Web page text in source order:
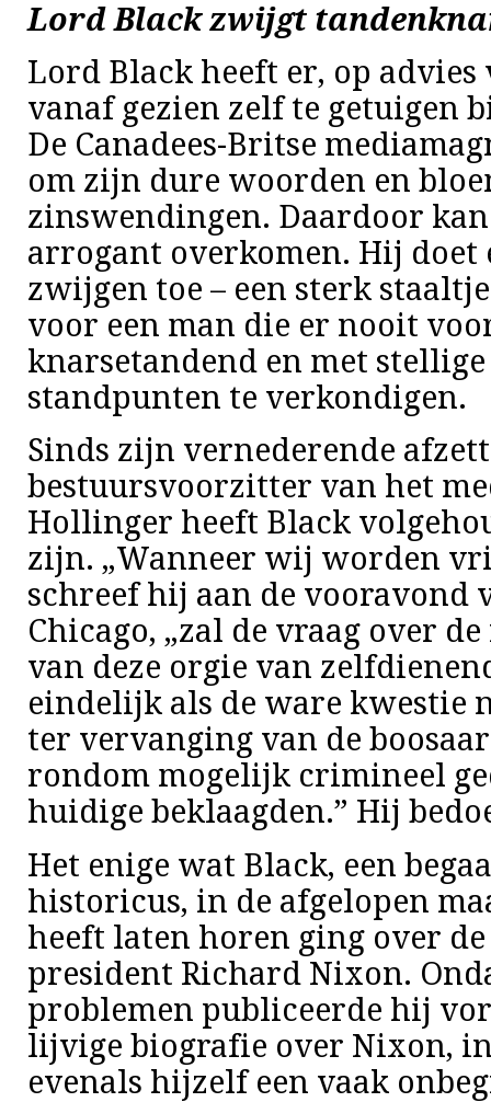
Lord Black zwijgt
Lord Black heeft er, op
vanaf gezien zelf te getuigen
De Canadees-Britse
om zijn dure woorden en
zinswendingen. Daardoor
arrogant overkomen. Hij doet
zwijgen toe – een sterk
voor een man die er nooit
knarsetandend en met
standpunten te verkondigen.
Sinds zijn vernederende
bestuursvoorzitter van het
Hollinger heeft Black
zijn. „Wanneer wij worden
schreef hij aan de vooravond
Chicago, „zal de vraag over
van deze orgie van
eindelijk als de ware kwestie
ter vervanging van de
rondom mogelijk crimineel
huidige beklaagden.” Hij
Het enige wat Black, een
historicus, in de afgelopen
heeft laten horen ging over
president Richard Nixon.
problemen publiceerde hij
lijvige biografie over Nixon,
evenals hijzelf een vaak